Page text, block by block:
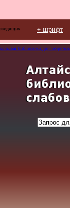
+ шрифт